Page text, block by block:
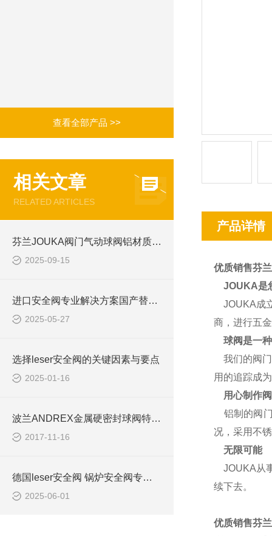
查看全部产品 >>
相关文章
RELATED ARTICLES
芬兰JOUKA阀门气动球阀铝材质T632A
2025-09-15
进口安全阀专业解决方案国产替代定制
2025-05-27
选择leser安全阀的关键因素与要点
2025-01-16
波兰ANDREX金属硬密封球阀特点及用途
2017-11-16
德国leser安全阀 锅炉安全阀专用产品
2025-06-01
产品详情
优质销售芬
JOUKA是
JOUKA成
商，进行五
球阀是一
我们的阀门
用的追踪成
用心制作
铝制的阀门
况，采用不
无限可能
JOUKA从
续下去。
优质销售芬